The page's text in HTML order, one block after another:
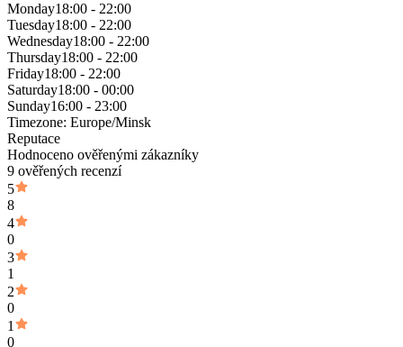
Monday18:00 - 22:00
Tuesday18:00 - 22:00
Wednesday18:00 - 22:00
Thursday18:00 - 22:00
Friday18:00 - 22:00
Saturday18:00 - 00:00
Sunday16:00 - 23:00
Timezone: Europe/Minsk
Reputace
Hodnoceno ověřenými zákazníky
9 ověřených recenzí
5
8
4
0
3
1
2
0
1
0